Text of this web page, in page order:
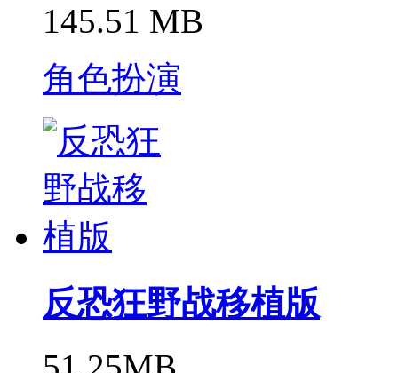
145.51 MB
角色扮演
反恐狂野战移植版